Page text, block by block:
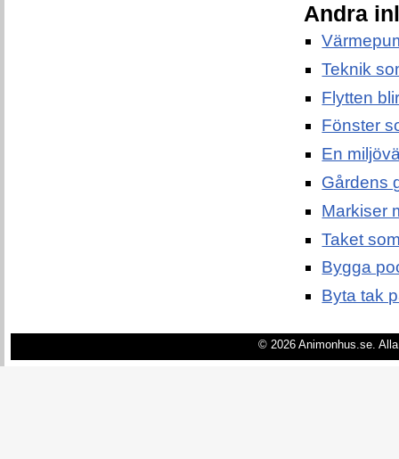
Andra
Teknik
Flytten
Fönster
En
Gårdens
Markiser
Taket
Bygga
Byta tak
© 2026 Animonhus.se.